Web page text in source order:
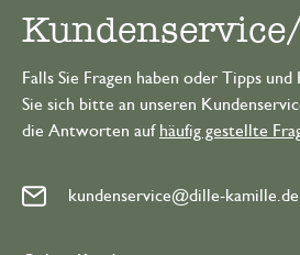
Falls Sie Fragen haben oder Tipps
Sie sich bitte an unseren
die Antworten auf häufig gestellte
kundenservice@dille-kamille.de